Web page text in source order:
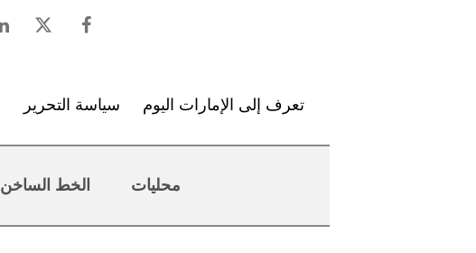
تعرف إلى الإمارات اليوم سياسة التحرير
محليات الخط الساخن